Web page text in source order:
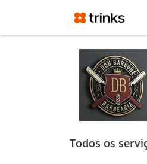
Todos os